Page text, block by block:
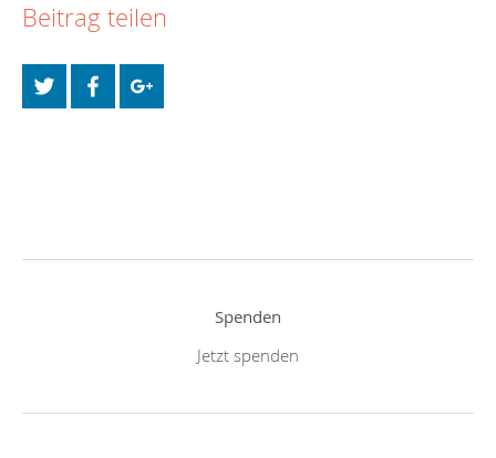
Beitrag teilen
Spenden
Jetzt spenden